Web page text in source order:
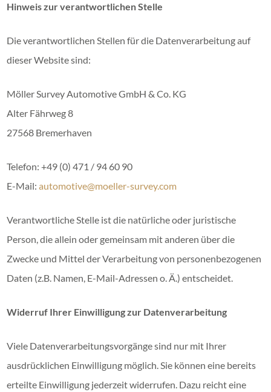
Hinweis zur verantwortlichen Stelle
Die verantwortlichen Stellen für die Datenverarbeitung auf
dieser Website sind:
Möller Survey Automotive GmbH & Co. KG
Alter Fährweg 8
27568 Bremerhaven
Telefon: +49 (0) 471 / 94 60 90
E-Mail:automotive@moeller-survey.com
Verantwortliche Stelle ist die natürliche oder juristische
Person, die allein oder gemeinsam mit anderen über die
Zwecke und Mittel der Verarbeitung von personenbezogenen
Daten (z.B. Namen, E-Mail-Adressen o. Ä.) entscheidet.
Widerruf Ihrer Einwilligung zur Datenverarbeitung
Viele Datenverarbeitungsvorgänge sind nur mit Ihrer
ausdrücklichen Einwilligung möglich. Sie können eine bereits
erteilte Einwilligung jederzeit widerrufen. Dazu reicht eine